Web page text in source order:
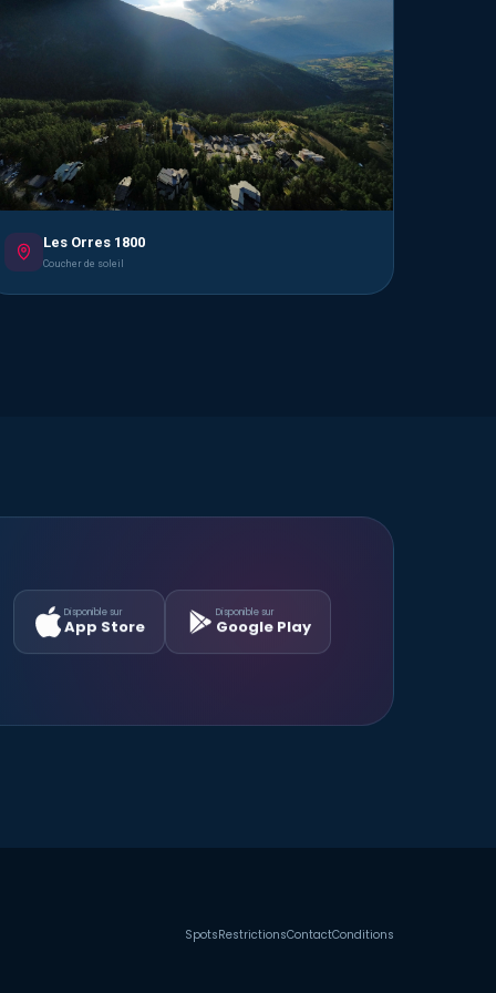
Les Orres 1800
Coucher de soleil
Disponible sur
App Store
Disponible sur
Google Play
SpotsRestrictionsContactConditions